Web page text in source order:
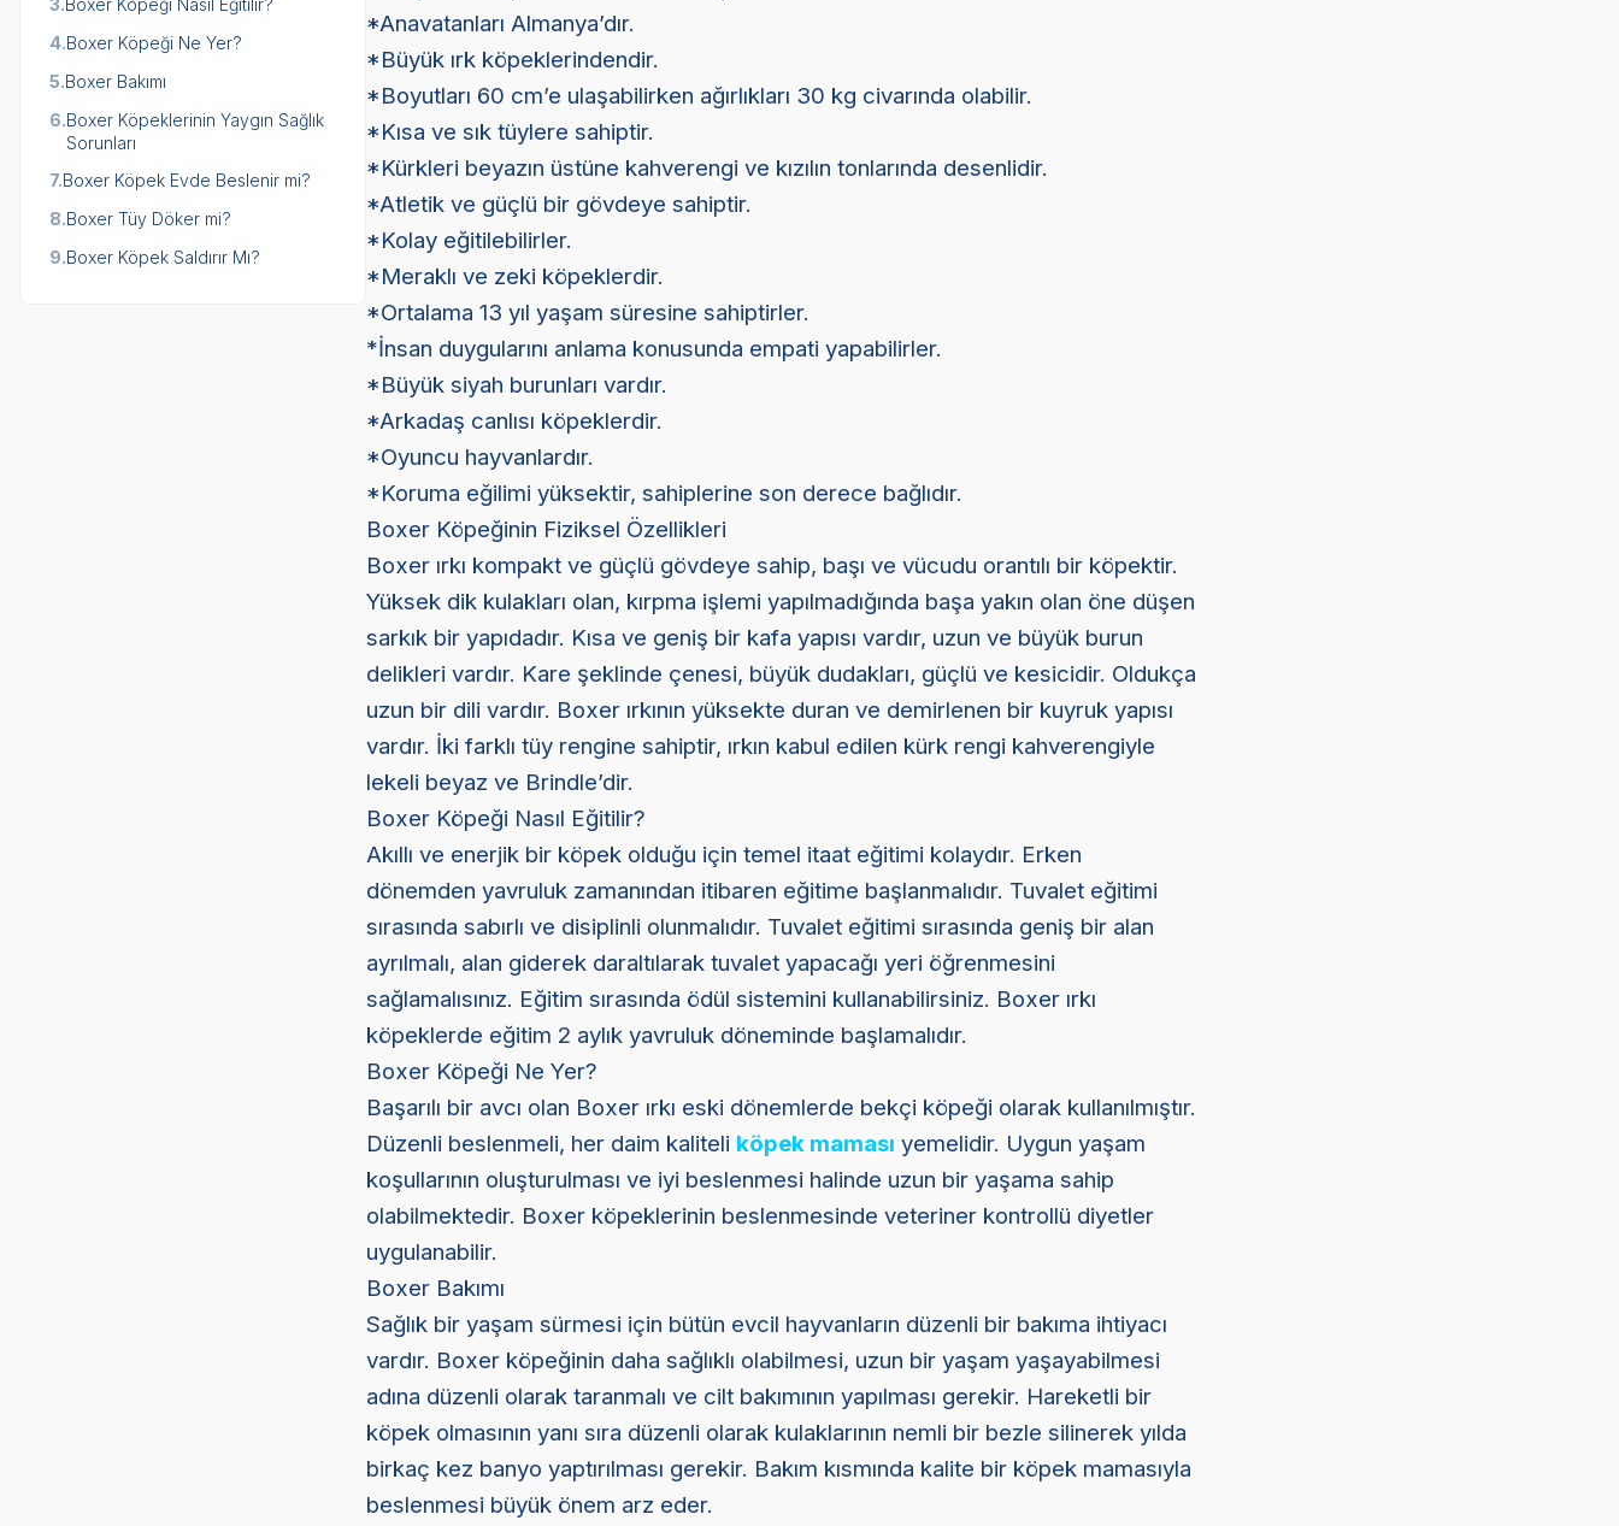
3.Boxer Köpeği Nasıl Eğitilir?
4.Boxer Köpeği Ne Yer?
5.Boxer Bakımı
6.Boxer Köpeklerinin Yaygın Sağlık
Sorunları
7.Boxer Köpek Evde Beslenir mi?
8.Boxer Tüy Döker mi?
9.Boxer Köpek Saldırır Mı?
*Anavatanları Almanya’dır.
*Büyük ırk köpeklerindendir.
*Boyutları 60 cm’e ulaşabilirken ağırlıkları 30 kg civarında olabilir.
*Kısa ve sık tüylere sahiptir.
*Kürkleri beyazın üstüne kahverengi ve kızılın tonlarında desenlidir.
*Atletik ve güçlü bir gövdeye sahiptir.
*Kolay eğitilebilirler.
*Meraklı ve zeki köpeklerdir.
*Ortalama 13 yıl yaşam süresine sahiptirler.
*İnsan duygularını anlama konusunda empati yapabilirler.
*Büyük siyah burunları vardır.
*Arkadaş canlısı köpeklerdir.
*Oyuncu hayvanlardır.
*Koruma eğilimi yüksektir, sahiplerine son derece bağlıdır.
Boxer Köpeğinin Fiziksel Özellikleri
Boxer ırkı kompakt ve güçlü gövdeye sahip, başı ve vücudu orantılı bir köpektir.
Yüksek dik kulakları olan, kırpma işlemi yapılmadığında başa yakın olan öne düşen
sarkık bir yapıdadır. Kısa ve geniş bir kafa yapısı vardır, uzun ve büyük burun
delikleri vardır. Kare şeklinde çenesi, büyük dudakları, güçlü ve kesicidir. Oldukça
uzun bir dili vardır. Boxer ırkının yüksekte duran ve demirlenen bir kuyruk yapısı
vardır. İki farklı tüy rengine sahiptir, ırkın kabul edilen kürk rengi kahverengiyle
lekeli beyaz ve Brindle’dir.
Boxer Köpeği Nasıl Eğitilir?
Akıllı ve enerjik bir köpek olduğu için temel itaat eğitimi kolaydır. Erken
dönemden yavruluk zamanından itibaren eğitime başlanmalıdır. Tuvalet eğitimi
sırasında sabırlı ve disiplinli olunmalıdır. Tuvalet eğitimi sırasında geniş bir alan
ayrılmalı, alan giderek daraltılarak tuvalet yapacağı yeri öğrenmesini
sağlamalısınız. Eğitim sırasında ödül sistemini kullanabilirsiniz. Boxer ırkı
köpeklerde eğitim 2 aylık yavruluk döneminde başlamalıdır.
Boxer Köpeği Ne Yer?
Başarılı bir avcı olan Boxer ırkı eski dönemlerde bekçi köpeği olarak kullanılmıştır.
Düzenli beslenmeli, her daim kaliteli köpek maması yemelidir. Uygun yaşam
koşullarının oluşturulması ve iyi beslenmesi halinde uzun bir yaşama sahip
olabilmektedir. Boxer köpeklerinin beslenmesinde veteriner kontrollü diyetler
uygulanabilir.
Boxer Bakımı
Sağlık bir yaşam sürmesi için bütün evcil hayvanların düzenli bir bakıma ihtiyacı
vardır. Boxer köpeğinin daha sağlıklı olabilmesi, uzun bir yaşam yaşayabilmesi
adına düzenli olarak taranmalı ve cilt bakımının yapılması gerekir. Hareketli bir
köpek olmasının yanı sıra düzenli olarak kulaklarının nemli bir bezle silinerek yılda
birkaç kez banyo yaptırılması gerekir. Bakım kısmında kalite bir köpek mamasıyla
beslenmesi büyük önem arz eder.